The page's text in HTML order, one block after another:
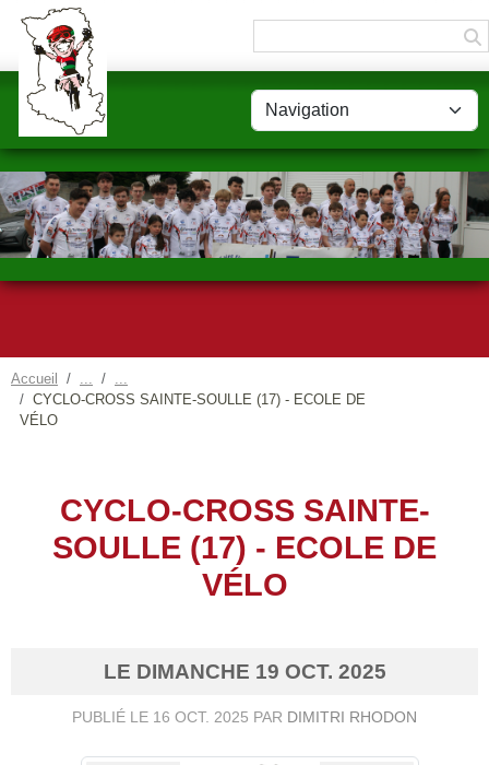
Accueil
CYCLO-CROSS SAINTE-SOULLE (17) - ECOLE DE
VÉLO
CYCLO-CROSS SAINTE-
SOULLE (17) - ECOLE DE
VÉLO
LE DIMANCHE 19 OCT. 2025
PUBLIÉ LE 16 OCT. 2025 PAR DIMITRI RHODON
Panneau de gestion des cookies